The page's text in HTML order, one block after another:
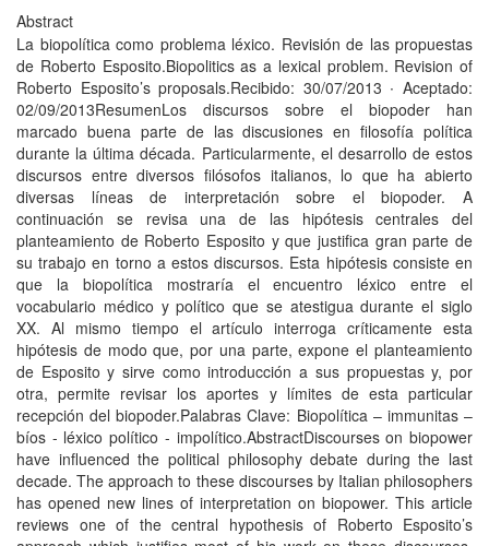
Abstract
La biopolítica como problema léxico. Revisión de las propuestas
de Roberto Esposito.Biopolitics as a lexical problem. Revision of
Roberto Esposito’s proposals.Recibido: 30/07/2013 ∙ Aceptado:
02/09/2013ResumenLos discursos sobre el biopoder han
marcado buena parte de las discu­siones en filosofía política
durante la última década. Particularmente, el desarrollo de estos
discursos entre diversos filósofos italianos, lo que ha abierto
diversas líneas de interpretación sobre el biopoder. A
continuación se revisa una de las hipótesis centrales del
planteamiento de Roberto Es­posito y que justifica gran parte de
su trabajo en torno a estos discursos. Esta hipótesis consiste en
que la biopolítica mostraría el encuentro léxico entre el
vocabulario médico y político que se atestigua durante el siglo
XX. Al mismo tiempo el artículo interroga críticamente esta
hipótesis de modo que, por una parte, expone el planteamiento
de Esposito y sirve como introducción a sus propuestas y, por
otra, permite revisar los aportes y límites de esta particular
recepción del biopoder.Palabras Clave: Biopolítica – immunitas –
bíos - léxico político - impolítico.AbstractDiscourses on biopower
have influenced the political philosophy debate during the last
decade. The approach to these discourses by Italian philo­sophers
has opened new lines of interpretation on biopower. This article
reviews one of the central hypothesis of Roberto Esposito’s